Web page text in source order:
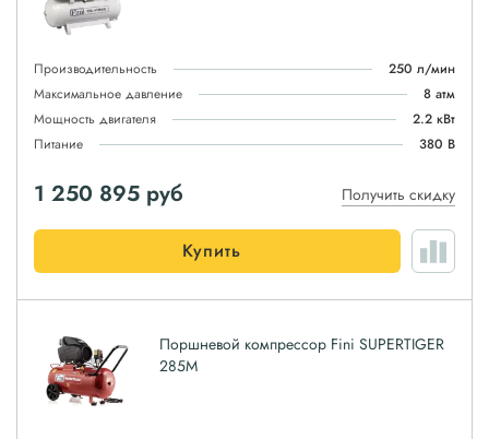
Производительность
250 л/мин
Максимальное давление
8 атм
Мощность двигателя
2.2 кВт
Питание
380 В
1 250 895 руб Получить скидку
Купить
Поршневой компрессор Fini SUPERTIGER
285M